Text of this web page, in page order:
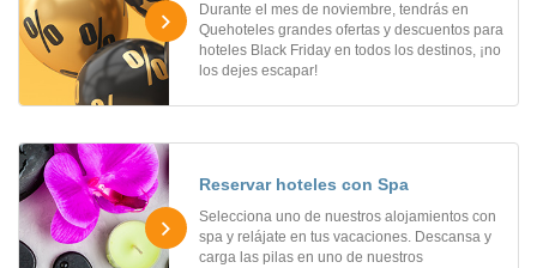
Durante el mes de noviembre, tendrás en
Quehoteles grandes ofertas y descuentos para
hoteles Black Friday en todos los destinos, ¡no
los dejes escapar!
Reservar hoteles con Spa
Selecciona uno de nuestros alojamientos con
spa y relájate en tus vacaciones. Descansa y
carga las pilas en uno de nuestros